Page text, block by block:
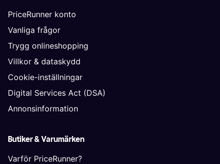
PriceRunner konto
Vanliga frågor
Trygg onlineshopping
Villkor & dataskydd
Cookie-inställningar
Digital Services Act (DSA)
Annonsinformation
Butiker & Varumärken
Varför PriceRunner?